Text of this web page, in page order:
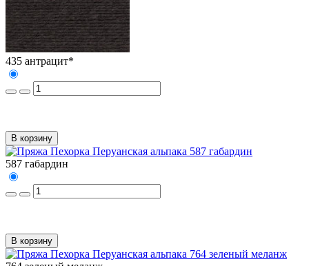
435 антрацит*
В корзину
587 габардин
В корзину